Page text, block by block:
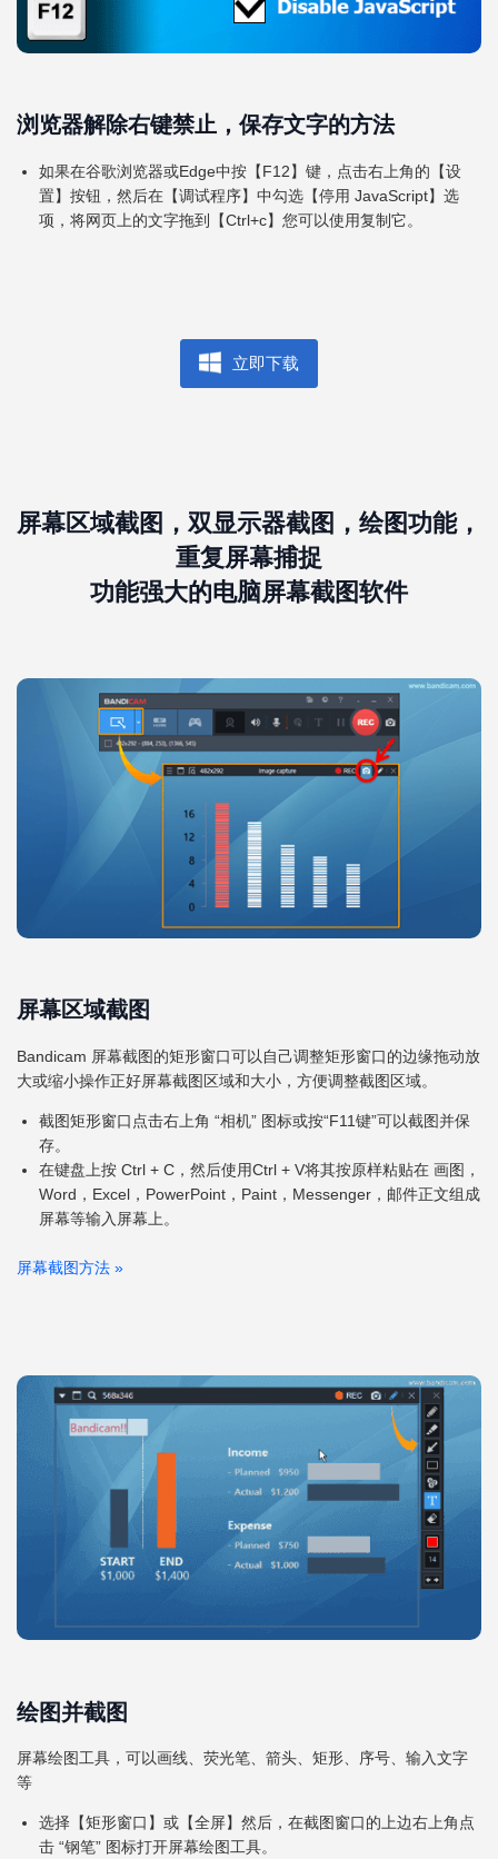
浏览器解除右键禁止，保存文字的方法
如果在谷歌浏览器或Edge中按【F12】键，点击右上角的【设
置】按钮，然后在【调试程序】中勾选【停用 JavaScript】选
项，将网页上的文字拖到【Ctrl+c】您可以使用复制它。
立即下载
屏幕区域截图，双显示器截图，绘图功能，
重复屏幕捕捉
功能强大的电脑屏幕截图软件
屏幕区域截图
Bandicam 屏幕截图的矩形窗口可以自己调整矩形窗口的边缘拖动放
大或缩小操作正好屏幕截图区域和大小，方便调整截图区域。
截图矩形窗口点击右上角 “相机” 图标或按“F11键”可以截图并保
存。
在键盘上按 Ctrl + C，然后使用Ctrl + V将其按原样粘贴在 画图，
Word，Excel，PowerPoint，Paint，Messenger，邮件正文组成
屏幕等输入屏幕上。
屏幕截图方法 »
绘图并截图
屏幕绘图工具，可以画线、荧光笔、箭头、矩形、序号、输入文字
等
选择【矩形窗口】或【全屏】然后，在截图窗口的上边右上角点
击 “钢笔” 图标打开屏幕绘图工具。